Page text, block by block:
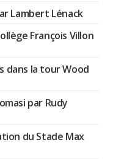
Lambert Lénack
François Villon
dans la tour Wood
par Rudy
du Stade Max